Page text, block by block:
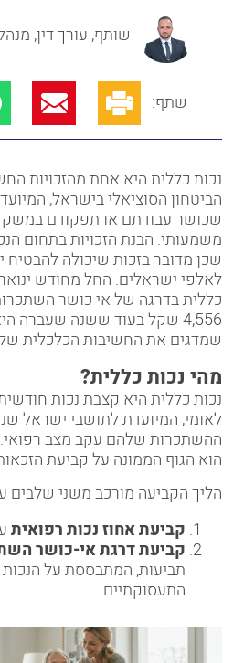
שותף, עורך דין,
שתף:
נכות כללית היא אחת מהזכויות
הביטחון הסוציאלי בישראל,
שכושר עבודתם או תפקודם במשק
משמעותי. הבנת הזכויות בתחום
שכן מדובר בזכות שיכולה להבטיח
כללית בדרגה של אי כושר
4,556 שקל בעוד ששנה שעברה
שמדגים את החשיבות הכלכלית
מהי נכות כללית?
נכות כללית היא קצבת נכות
לאומי, המיועדת לתושבי ישראל
ההשתכרות שלהם עקב מצב רפואי.
הוא הגוף הממונה על קביעת
הליך הקביעה מורכב משני שלבים
קביעת אחוז נכות רפואית
קביעת דרגת אי-כושר
תביעות, המתבססת על הנכות
התעסוקתיים